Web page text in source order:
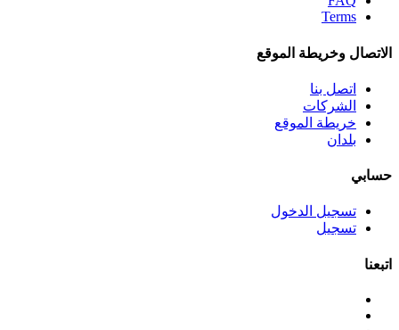
Terms
الاتصال وخريطة الموقع
اتصل بنا
الشركات
خريطة الموقع
بلدان
حسابي
تسجيل الدخول
تسجيل
اتبعنا